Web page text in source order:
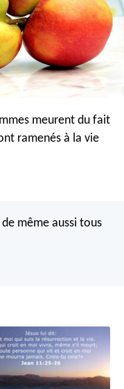
meurent du fait
ramenés à la vie
même aussi tous